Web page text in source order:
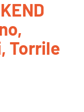
Torrile